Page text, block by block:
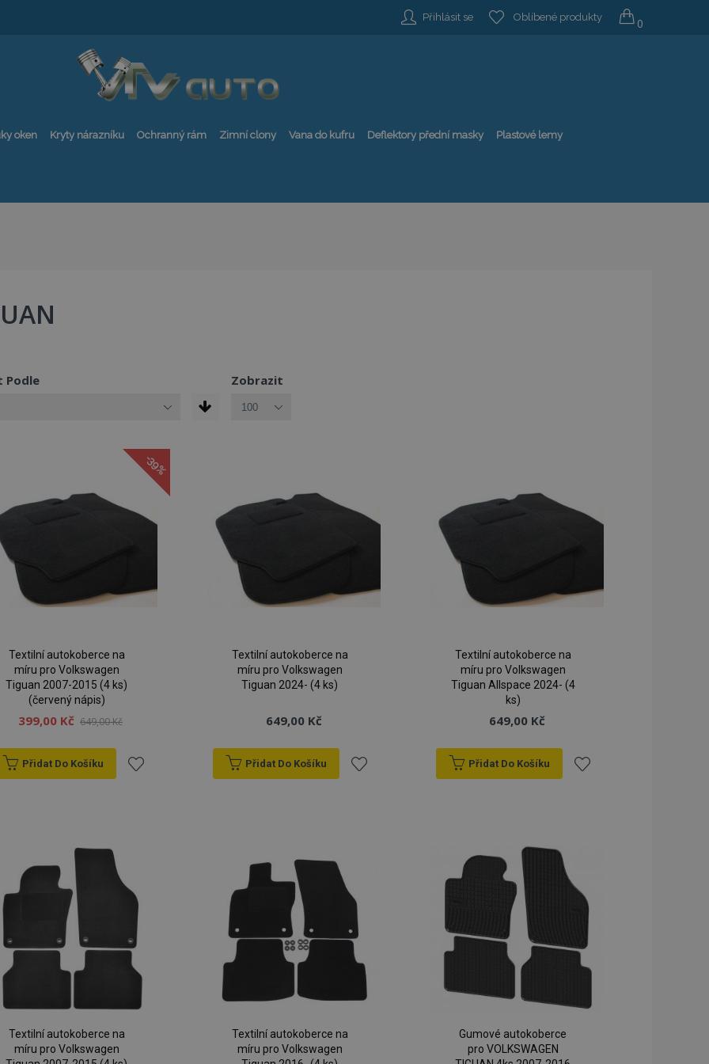
Přihlásit se Oblíbené produkty 0
oken Kryty nárazníku Ochranný rám Zimní clony Vana do kufru Deflektory přední masky Plastové lemy
Podle Zobrazit
-39%
Textilní autokoberce na
míru pro Volkswagen
Tiguan 2007-2015 (4 ks)
(červený nápis)
399,00 Kč 649,00 Kč
Přidat Do Košíku
Textilní autokoberce na
míru pro Volkswagen
Tiguan 2024- (4 ks)
649,00 Kč
Přidat Do Košíku
Textilní autokoberce na
míru pro Volkswagen
Tiguan Allspace 2024- (4
ks)
649,00 Kč
Přidat Do Košíku
Textilní autokoberce na
míru pro Volkswagen
Textilní autokoberce na
míru pro Volkswagen
Gumové autokoberce
pro VOLKSWAGEN